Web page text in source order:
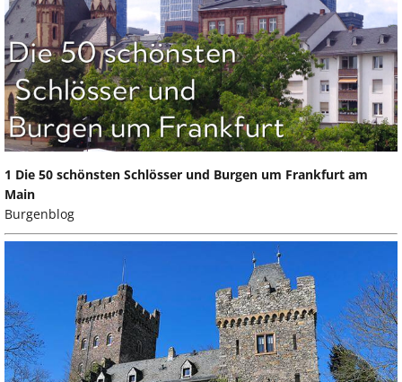
1 Die 50 schönsten Schlösser und Burgen um Frankfurt am
Main
Burgenblog